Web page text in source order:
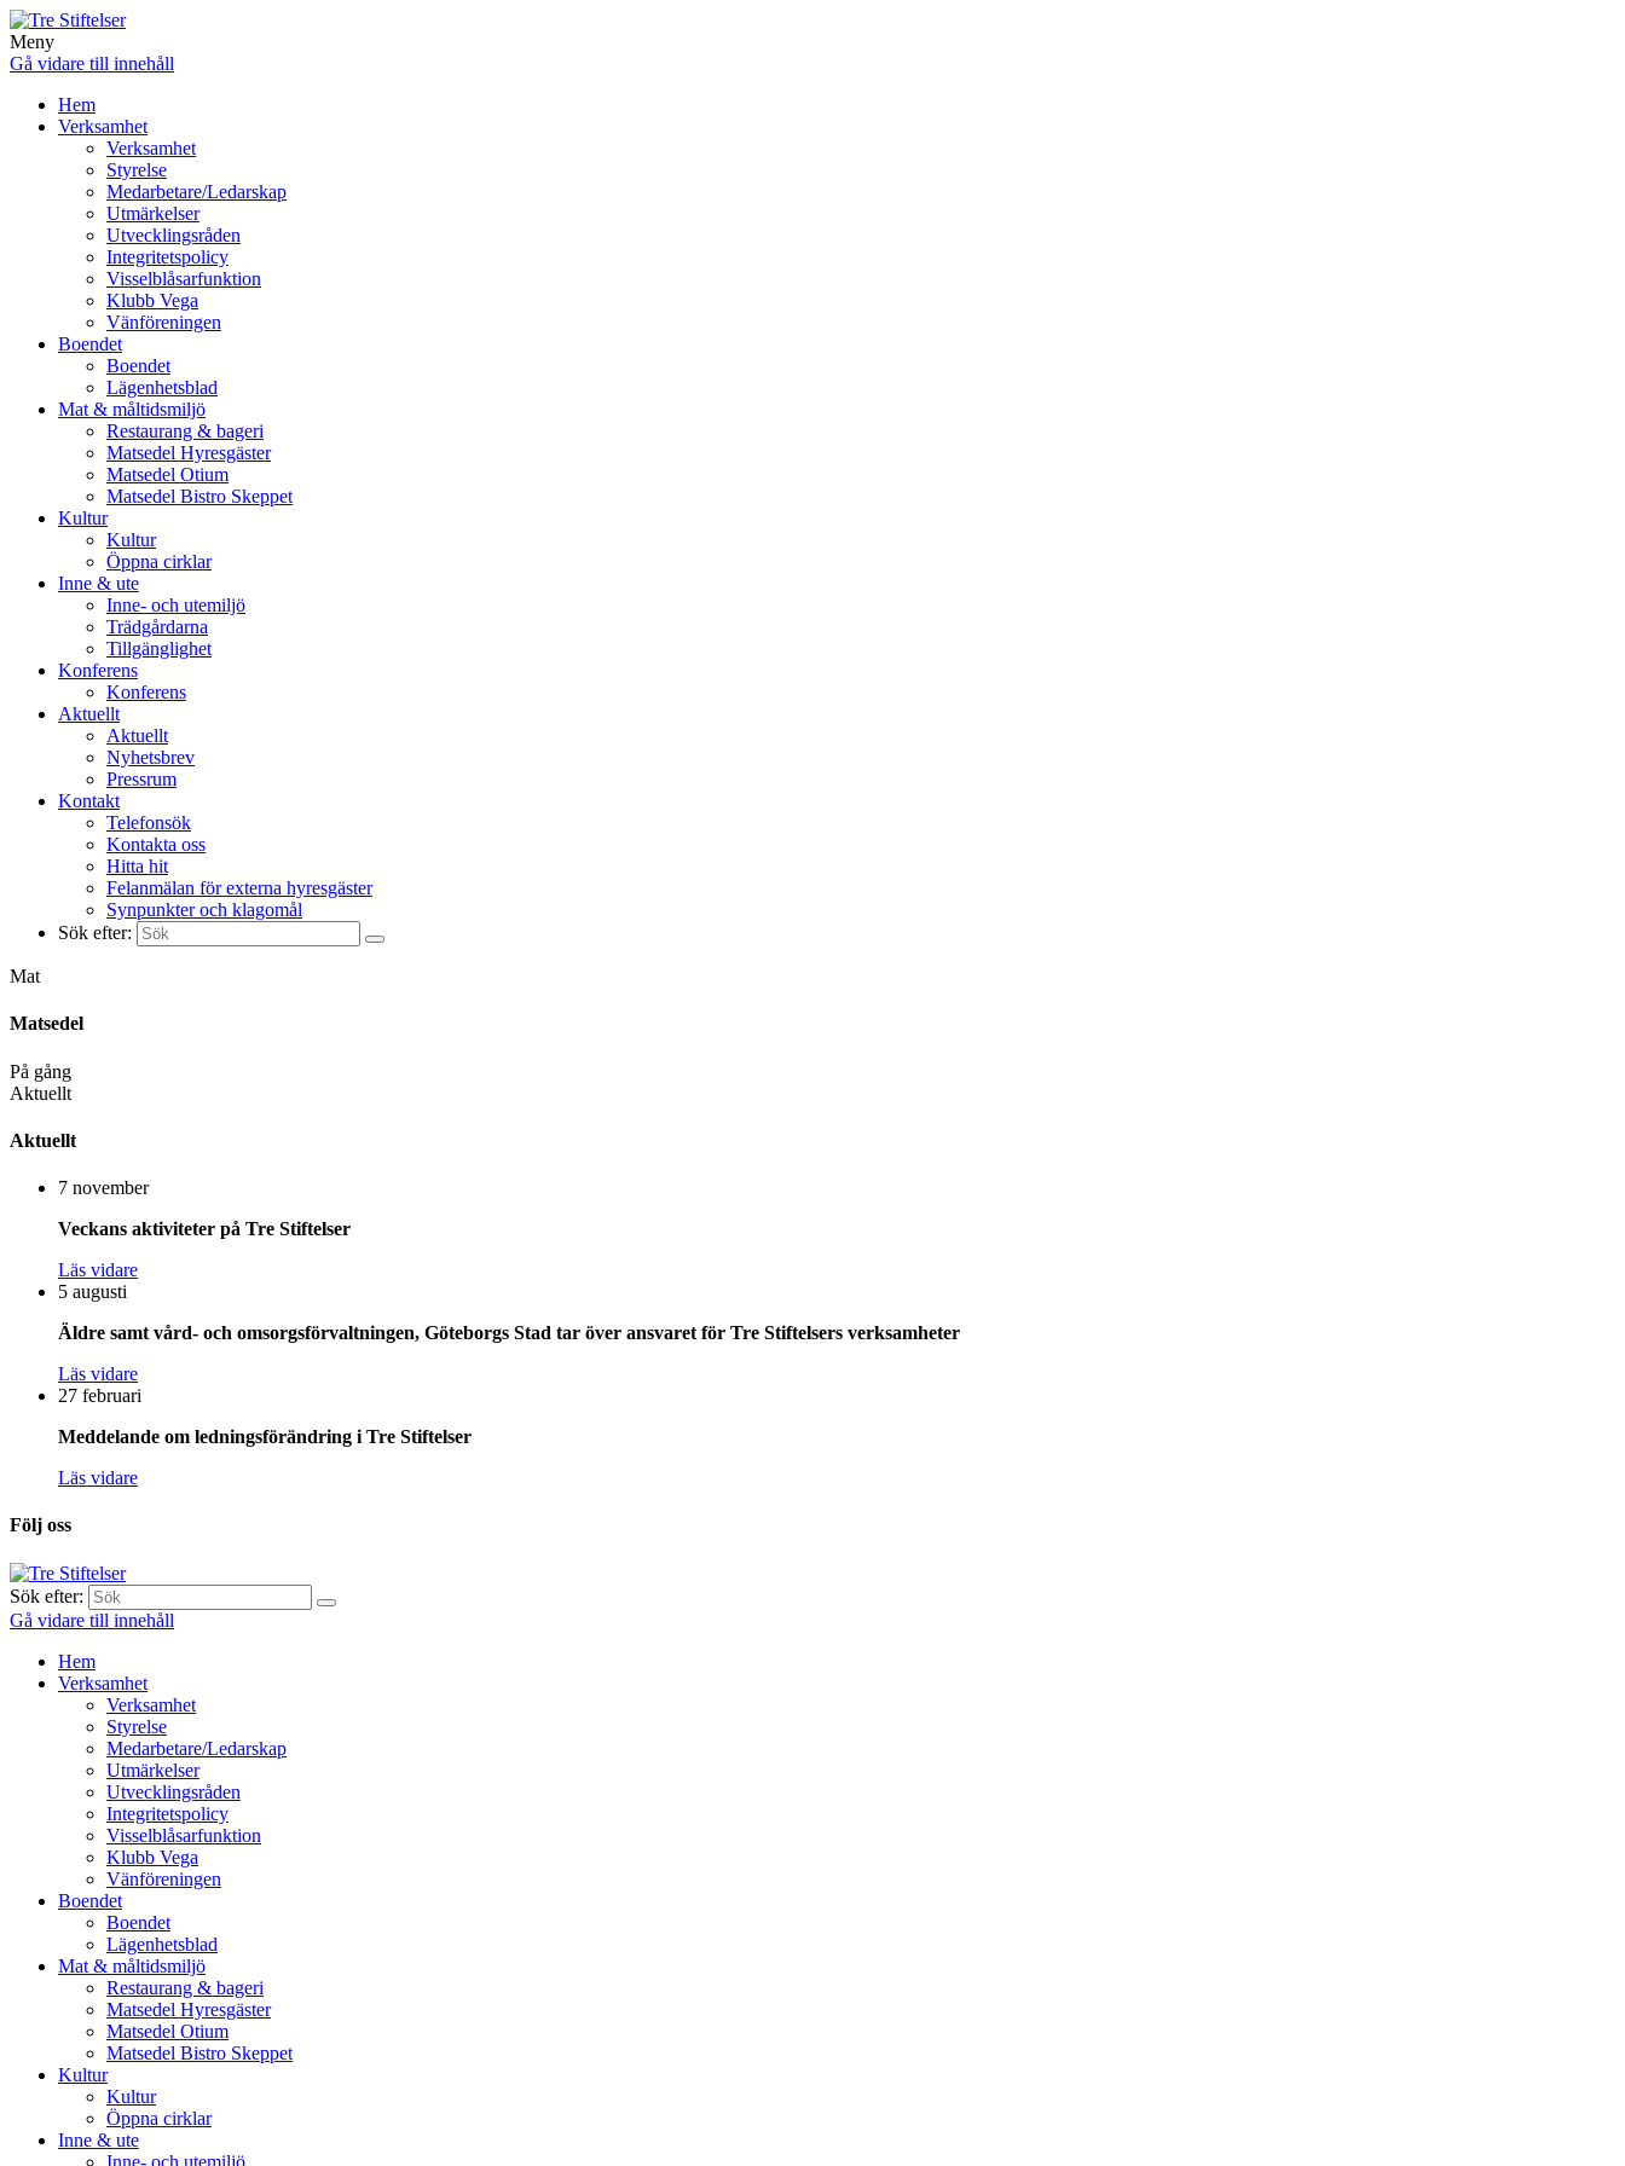
Meny
Gå vidare till innehåll
Hem
Verksamhet
Verksamhet
Styrelse
Medarbetare/Ledarskap
Utmärkelser
Utvecklingsråden
Integritetspolicy
Visselblåsarfunktion
Klubb Vega
Vänföreningen
Boendet
Boendet
Lägenhetsblad
Mat & måltidsmiljö
Restaurang & bageri
Matsedel Hyresgäster
Matsedel Otium
Matsedel Bistro Skeppet
Kultur
Kultur
Öppna cirklar
Inne & ute
Inne- och utemiljö
Trädgårdarna
Tillgänglighet
Konferens
Konferens
Aktuellt
Aktuellt
Nyhetsbrev
Pressrum
Kontakt
Telefonsök
Kontakta oss
Hitta hit
Felanmälan för externa hyresgäster
Synpunkter och klagomål
Sök efter:
Mat
Matsedel
På gång
Aktuellt
Aktuellt
7 november
Veckans aktiviteter på Tre Stiftelser
Läs vidare
5 augusti
Äldre samt vård- och omsorgsförvaltningen, Göteborgs Stad tar över ansvaret för Tre Stiftelsers verksamheter
Läs vidare
27 februari
Meddelande om ledningsförändring i Tre Stiftelser
Läs vidare
Följ oss
Sök efter:
Gå vidare till innehåll
Hem
Verksamhet
Verksamhet
Styrelse
Medarbetare/Ledarskap
Utmärkelser
Utvecklingsråden
Integritetspolicy
Visselblåsarfunktion
Klubb Vega
Vänföreningen
Boendet
Boendet
Lägenhetsblad
Mat & måltidsmiljö
Restaurang & bageri
Matsedel Hyresgäster
Matsedel Otium
Matsedel Bistro Skeppet
Kultur
Kultur
Öppna cirklar
Inne & ute
Inne- och utemiljö